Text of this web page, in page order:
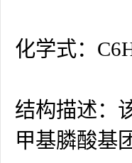
化学式：
结构描述：
甲基膦酸基